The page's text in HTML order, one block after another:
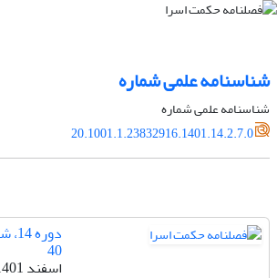
شناسنامه علمی شماره
شناسنامه علمی شماره
20.1001.1.23832916.1401.14.2.7.0
40
اسفند 1401